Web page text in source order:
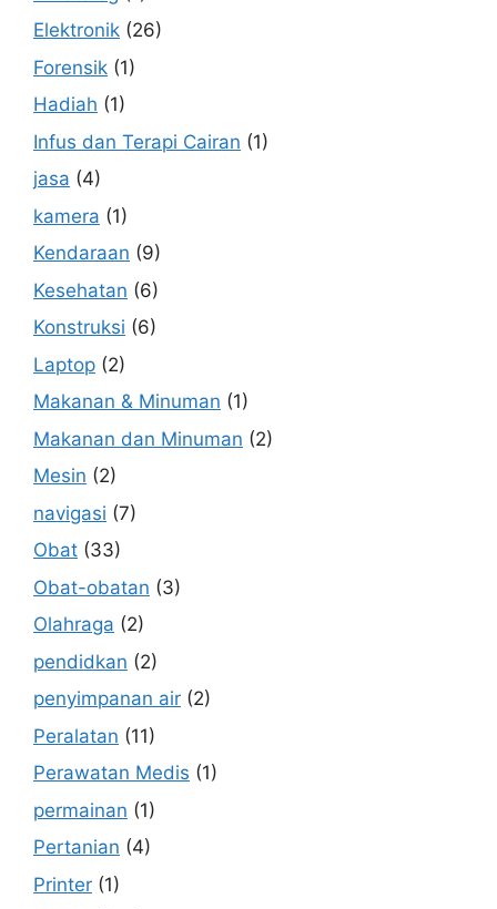
Elektronik (26)
Forensik (1)
Hadiah (1)
Infus dan Terapi Cairan (1)
jasa (4)
kamera (1)
Kendaraan (9)
Kesehatan (6)
Konstruksi (6)
Laptop (2)
Makanan & Minuman (1)
Makanan dan Minuman (2)
Mesin (2)
navigasi (7)
Obat (33)
Obat-obatan (3)
Olahraga (2)
pendidkan (2)
penyimpanan air (2)
Peralatan (11)
Perawatan Medis (1)
permainan (1)
Pertanian (4)
Printer (1)